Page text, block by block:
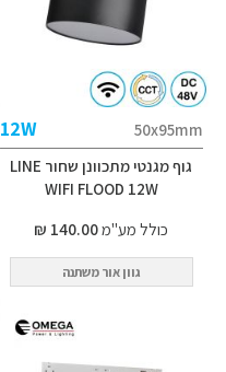
50x95mm
12W
גוף מגנטי מתכוונן שחור LINE
WIFI FLOOD 12W
כולל מע"מ140.00 ₪
גוון אור משתנה